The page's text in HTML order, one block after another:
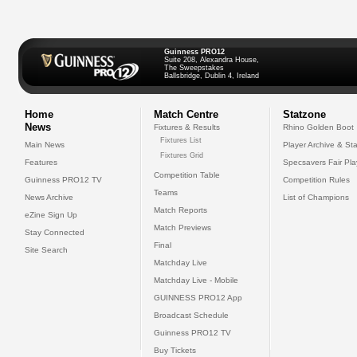
Guinness PRO12
Suite 208, Alexandra House,
The Sweepstakes
Ballsbridge, Dublin 4, Ireland
Home
News
Main News
Features
Guinness PRO12 TV
News Archive
eZine Sign Up
Stay Connected
Site Search
Match Centre
Fixtures & Results
Fixtures List
Fixtures Grid
Competition Table
Teams
Match Reports
Match Previews
Final
Matchday Live
Matchday Live - Mobile
GUINNESS PRO12 App
Broadcast Schedule
Guinness PRO12 TV
Buy Tickets
Statzone
Rhino Golden Boot
Player Archive &
Specsavers Fair
Competition Rules
List of Champions